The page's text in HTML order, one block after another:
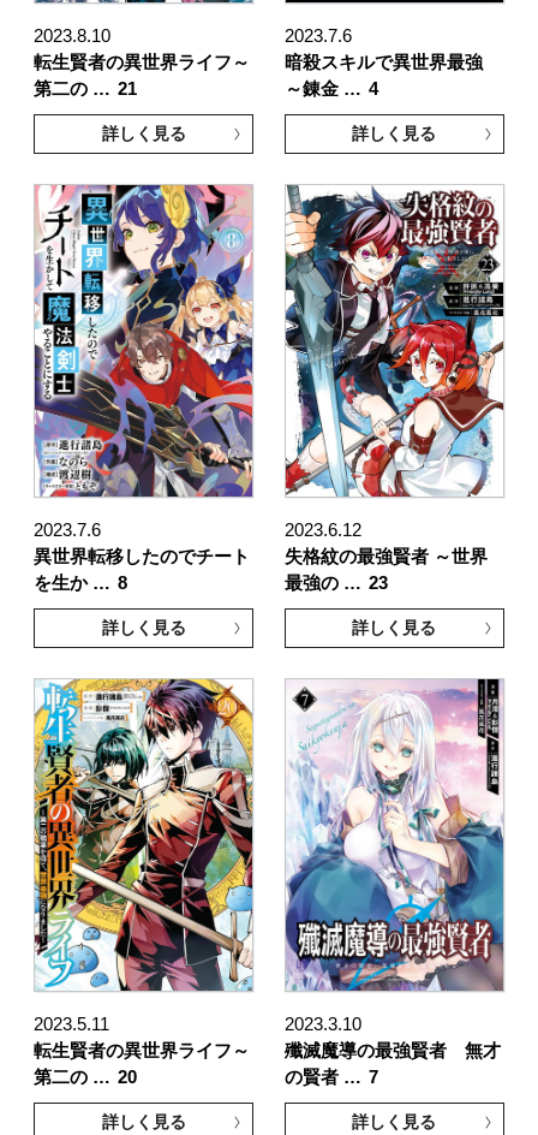
2023.8.10
転生賢者の異世界ライフ～
第二の … 21
詳しく見る
2023.7.6
暗殺スキルで異世界最強
～錬金 … 4
詳しく見る
2023.7.6
異世界転移したのでチート
を生か … 8
詳しく見る
2023.6.12
失格紋の最強賢者 ～世界
最強の … 23
詳しく見る
2023.5.11
転生賢者の異世界ライフ～
第二の … 20
詳しく見る
2023.3.10
殲滅魔導の最強賢者 無才
の賢者 … 7
詳しく見る